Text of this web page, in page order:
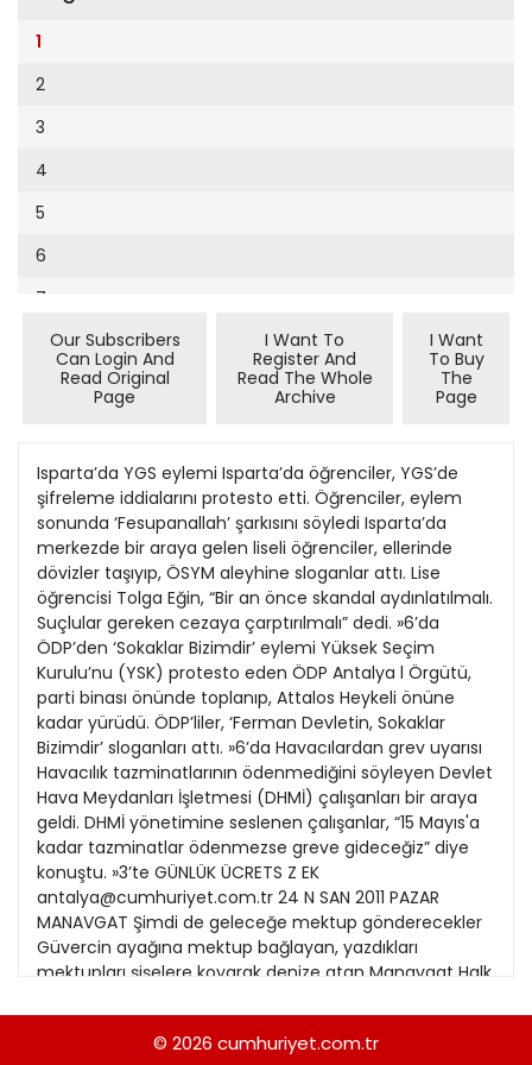
Cumhuriyet Sağlıklı Beslenme
Cumhuriyet Sokak
Cumhuriyet Spor
Cumhuriyet Strateji
Cumhuriyet Tarım
Cumhuriyet Yılbaşı
Çerçeve Eki
Dergi Eki
Ekonomi Eki
Evleniyoruz
Güney Dogu
Kitap Eki
Özel Ekler
Özel Okullar
Sevgililer Günü
Siyaset Eki
Sürdürülebilir yaşam
Turizm Eki
Yerel Yönetimler
9
10
11
12
13
14
15
16
19
20
21
22
23
24
25
26
27
28
29
30
1
2
3
4
5
6
7
Our Subscribers
Can Login And
Read Original
Page
I Want To
Register And
Read The Whole
Archive
I Want
To Buy
The
Page
Isparta’da YGS eylemi Isparta’da öğrenciler, YGS’de
şifreleme iddialarını protesto etti. Öğrenciler, eylem
sonunda ‘Fesupanallah’ şarkısını söyledi Isparta’da
merkezde bir araya gelen liseli öğrenciler, ellerinde
dövizler taşıyıp, ÖSYM aleyhine sloganlar attı. Lise
öğrencisi Tolga Eğin, “Bir an önce skandal aydınlatılmalı.
Suçlular gereken cezaya çarptırılmalı” dedi. »6’da
ÖDP’den ‘Sokaklar Bizimdir’ eylemi Yüksek Seçim
Kurulu’nu (YSK) protesto eden ÖDP Antalya l Örgütü,
parti binası önünde toplanıp, Attalos Heykeli önüne
kadar yürüdü. ÖDP’liler, ‘Ferman Devletin, Sokaklar
Bizimdir’ sloganları attı. »6’da Havacılardan grev uyarısı
Havacılık tazminatlarının ödenmediğini söyleyen Devlet
Hava Meydanları İşletmesi (DHMİ) çalışanları bir araya
geldi. DHMİ yönetimine seslenen çalışanlar, “15 Mayıs'a
kadar tazminatlar ödenmezse greve gideceğiz” diye
konuştu. »3’te GÜNLÜK ÜCRETS Z EK
antalya@cumhuriyet.com.tr 24 N SAN 2011 PAZAR
MANAVGAT Şimdi de geleceğe mektup gönderecekler
Güvercin ayağına mektup bağlayan, yazdıkları
mektupları şişelere koyarak denize atan Manavgat Halk
Yangında kafalar karıştı NATO'ya ait akaryakıt boru
hattında yangına neden olan sondaj çalışmasıyla ilgili
© 2026 cumhuriyet.com.tr